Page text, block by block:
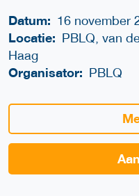
Datum: 16 november
Locatie: PBLQ, van
Haag
Organisator: PBLQ